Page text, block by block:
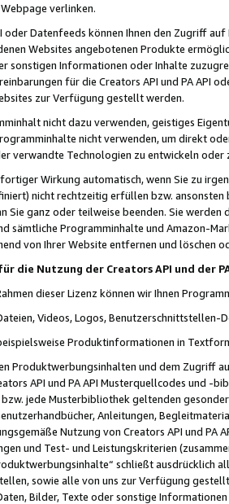
verlinken.
oder Datenfeeds können Ihnen den Zugriff
Websites angebotenen Produkte
sonstigen Informationen oder Inhalte
für die Creators API und PA API
zur Verfügung gestellt werden.
nicht dazu verwenden, geistiges
nicht verwenden, um direkt
verwandte Technologien zu entwickeln
Wirkung automatisch, wenn Sie zu
nicht rechtzeitig erfüllen bzw. ansonsten
Sie ganz oder teilweise beenden. Sie werden
sämtliche Programminhalte und Amazon-
von Ihrer Website entfernen und löschen
die Nutzung der Creators API und der
dieser Lizenz können wir Ihnen
Videos, Logos, Benutzerschnittstellen-
Produktinformationen in
Produktwerbungsinhalten und dem Zugriff
API und PA API Musterquellcodes und
jede Musterbibliothek geltenden
Anleitungen,
Nutzung von Creators API und PA
und Test- und Leistungskriterien
schließt ausdrücklich
sowie alle von uns zur Verfügung
Bilder, Texte oder sonstige